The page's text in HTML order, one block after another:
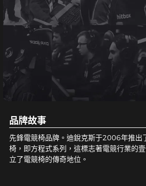
品牌故事
先鋒電競椅品牌。迪銳克斯于2006年推出
椅，即方程式系列，這標志著電競行業的
立了電競椅的傳奇地位。